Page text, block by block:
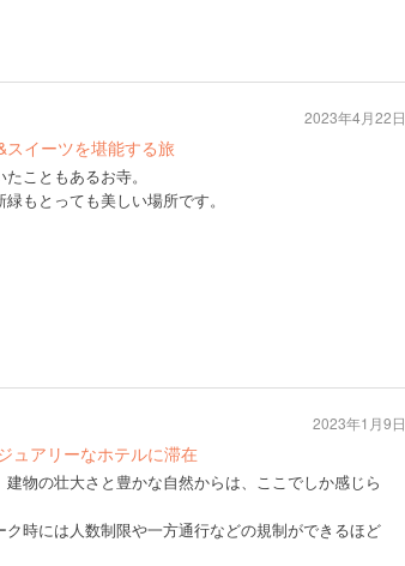
イーツを堪能する旅
こともあるお寺。
もとっても美しい場所です。
2023年4月22日
ュアリーなホテルに滞在
物の壮大さと豊かな自然からは、ここでしか感じら
時には人数制限や一方通行などの規制ができるほど
2023年1月9日